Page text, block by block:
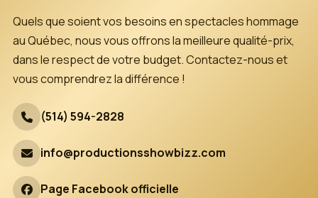
Quels que soient vos besoins en spectacles hommage
au Québec, nous vous offrons la meilleure qualité-prix,
dans le respect de votre budget. Contactez-nous et
vous comprendrez la différence !
(514) 594-2828
info@productionsshowbizz.com
Page Facebook officielle